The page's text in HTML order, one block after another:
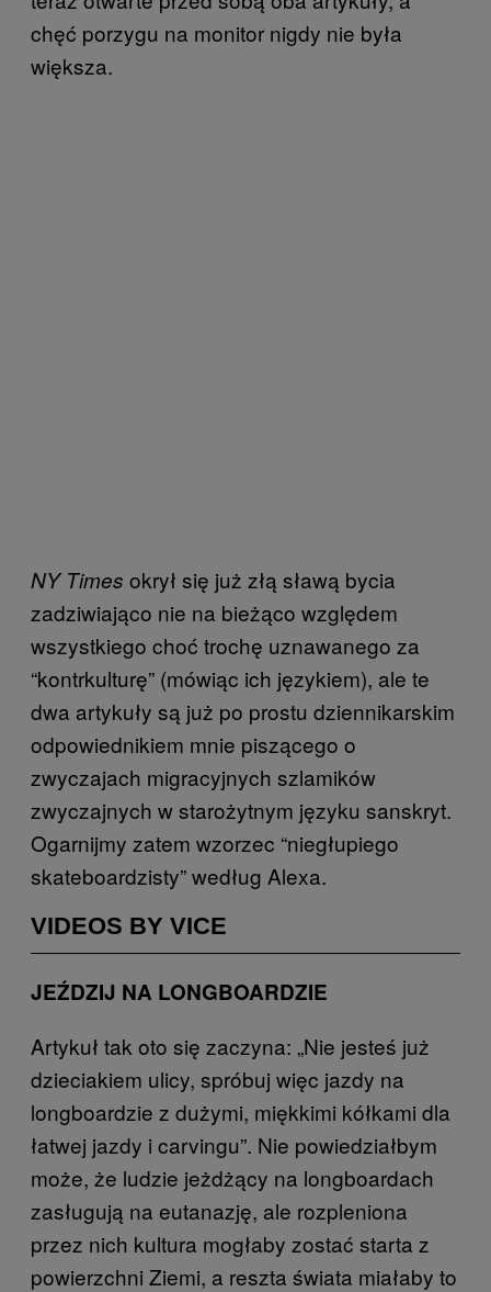
chęć porzygu na monitor nigdy nie była
większa.
NY Times okrył się już złą sławą bycia
zadziwiająco nie na bieżąco względem
wszystkiego choć trochę uznawanego za
“kontrkulturę” (mówiąc ich językiem), ale te
dwa artykuły są już po prostu dziennikarskim
odpowiednikiem mnie piszącego o
zwyczajach migracyjnych szlamików
zwyczajnych w starożytnym języku sanskryt.
Ogarnijmy zatem wzorzec “niegłupiego
skateboardzisty” według Alexa.
VIDEOS BY VICE
JEŹDZIJ NA LONGBOARDZIE
Artykuł tak oto się zaczyna: „Nie jesteś już
dzieciakiem ulicy, spróbuj więc jazdy na
longboardzie z dużymi, miękkimi kółkami dla
łatwej jazdy i carvingu”. Nie powiedziałbym
może, że ludzie jeżdżący na longboardach
zasługują na eutanazję, ale rozpleniona
przez nich kultura mogłaby zostać starta z
powierzchni Ziemi, a reszta świata miałaby to